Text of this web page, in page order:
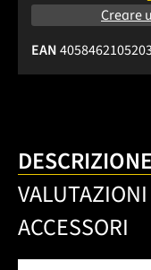
Creare
EAN4058462105203
DESCRIZIONE
VALUTAZIONI
ACCESSORI